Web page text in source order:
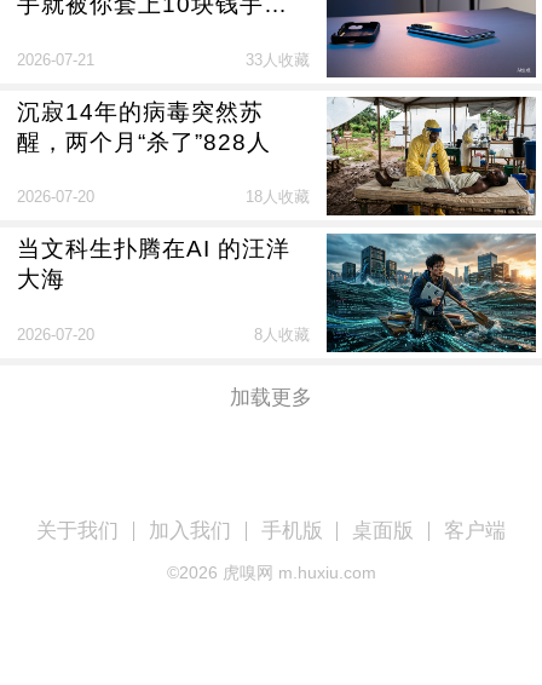
2026-07-21 33人收藏
沉寂14年的病毒突然苏
醒，两个月“杀了”828人
2026-07-20 18人收藏
当文科生扑腾在AI 的汪洋
大海
2026-07-20 8人收藏
加载更多
关于我们 加入我们 手机版 桌面版 客户端
©2026 虎嗅网 m.huxiu.com